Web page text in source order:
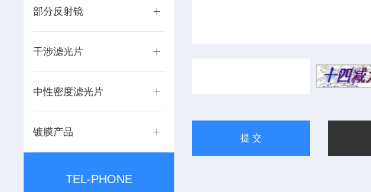
部分反射镜
干涉滤光片
中性密度滤光片
镀膜产品
TEL-PHONE